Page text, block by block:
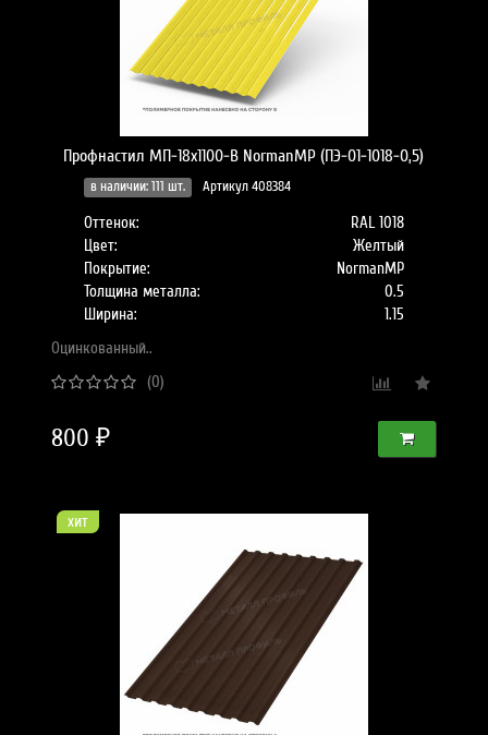
Профнастил МП-18x1100-B NormanMP (ПЭ-01-1018-0,5)
в наличии: 111 шт. Артикул 408384
Оттенок:
RAL 1018
Цвет:
Желтый
Покрытие:
NormanMP
Толщина металла:
0.5
Ширина:
1.15
Оцинкованный..
(0)
800 ₽
хит